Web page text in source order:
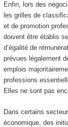
Enfin, lors des
les grilles de
et de promotion
doivent être établis
d’égalité de
prévues légalement
emplois
professions
Elles ne sont pas
Dans certains
économique, des